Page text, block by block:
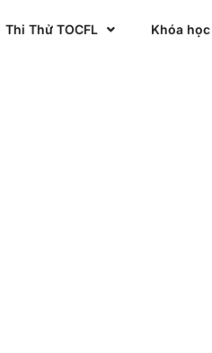
Thi Thử TOCFL Khóa học